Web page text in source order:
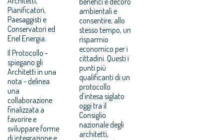
Pianificatori,
Paesaggisti e
Conservatori ed
Enel Energia.
Il Protocollo -
spiegano gli
Architetti in una
nota - delinea
una
collaborazione
finalizzata a
favorire e
sviluppare forme
di integrazione e
ambientali e
consentire, allo
stesso tempo, un
risparmio
economico per i
cittadini. Questi i
punti più
qualificanti di un
protocollo
d'intesa siglato
oggi tra il
Consiglio
nazionale degli
architetti,